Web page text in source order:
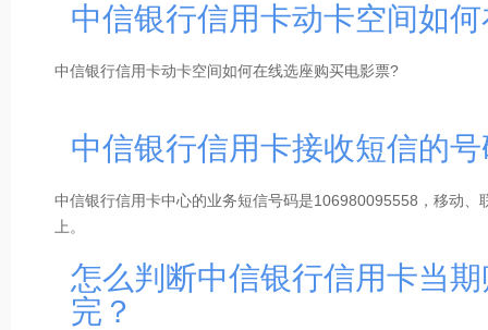
3、溢缴款转出渠道
面。
4、溢缴款转出收费标准
自助渠道动卡空间溢缴款领回免收手续费；
人工客服渠道溢缴款领回收费标准如下：
转账金额（折合人民币）1万-10万元（含），每笔收费人民币
转账金额（折合人民币）10万元以上，每笔收费人民币15.5元。
3、编辑JF加卡末4位发送至106980095558，举例：如JF1234
中信银行信用卡动卡空间如
中信银行信用卡动卡空间如何在线选座购买电影票?
登陆动卡空间APP—优惠.积分—影音娱乐—电影/影院，即可在
中信银行信用卡接收短信的
中信银行信用卡中心的业务短信号码是106980095558，移动、
上。
怎么判断中信银行信用卡当
完？